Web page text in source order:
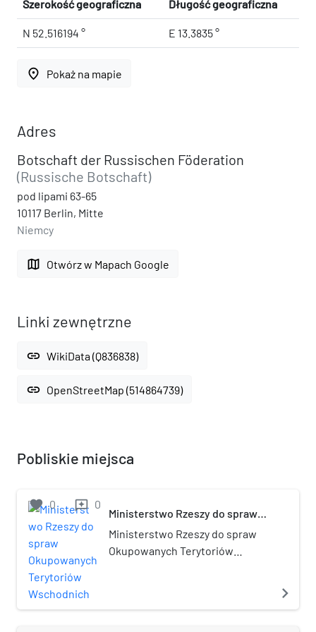
Szerokość geograficzna Długość geograficzna
N 52.516194 ° E 13.3835 °
place Pokaż na mapie
Adres
Botschaft der Russischen Föderation
(Russische Botschaft)
pod lipami 63-65
10117 Berlin, Mitte
Niemcy
map Otwórz w Mapach Google
Linki zewnętrzne
link WikiData (Q836838)
link OpenStreetMap (514864739)
Pobliskie miejsca
favorite 0 reviews 0
Ministerstwo Rzeszy do spraw
Wschodnich
Ministerstwo Rzeszy do spraw
Okupowanych Terytoriów
navigate_next